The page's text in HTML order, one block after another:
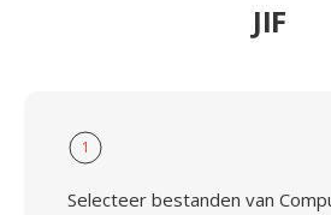
JIF
1
Selecteer bestanden van